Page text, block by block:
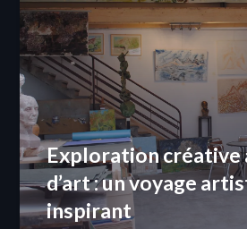
Exploration créative
d’art : un voyage
inspirant